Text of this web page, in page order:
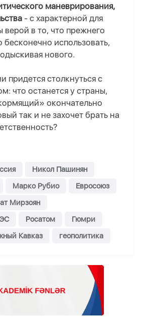
маневрирования,
- с характерной для
верой в то, что прежнего
использовать,
нового.
придется столкнуться с
что останется у страны,
окончательно
так и не захочет брать на
Никол Пашинян
Марко Рубио
Евросоюз
Мирзоян
Росатом
Гюмри
Кавказ геополитика